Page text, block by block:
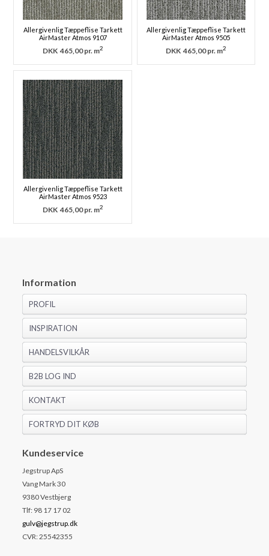
Allergivenlig Tæppeflise Tarkett
AirMaster Atmos 9107
DKK465,00 pr. m2
Allergivenlig Tæppeflise Tarkett
AirMaster Atmos 9505
DKK465,00 pr. m2
Allergivenlig Tæppeflise Tarkett
AirMaster Atmos 9523
DKK465,00 pr. m2
Information
PROFIL
INSPIRATION
HANDELSVILKÅR
B2B LOG IND
KONTAKT
FORTRYD DIT KØB
Kundeservice
Jegstrup ApS
Vang Mark 30
9380 Vestbjerg
Tlf: 98 17 17 02
gulv@jegstrup.dk
CVR: 25542355